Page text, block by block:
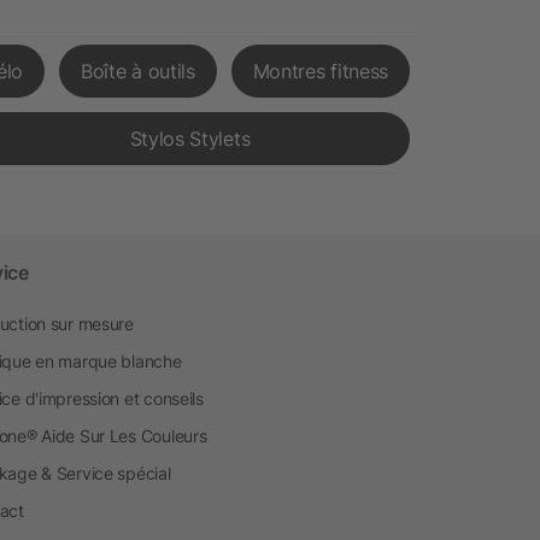
Boîte à outils Montres fitness
Stylos Stylets
sur mesure
en marque blanche
d'impression et conseils
Aide Sur Les Couleurs
& Service spécial